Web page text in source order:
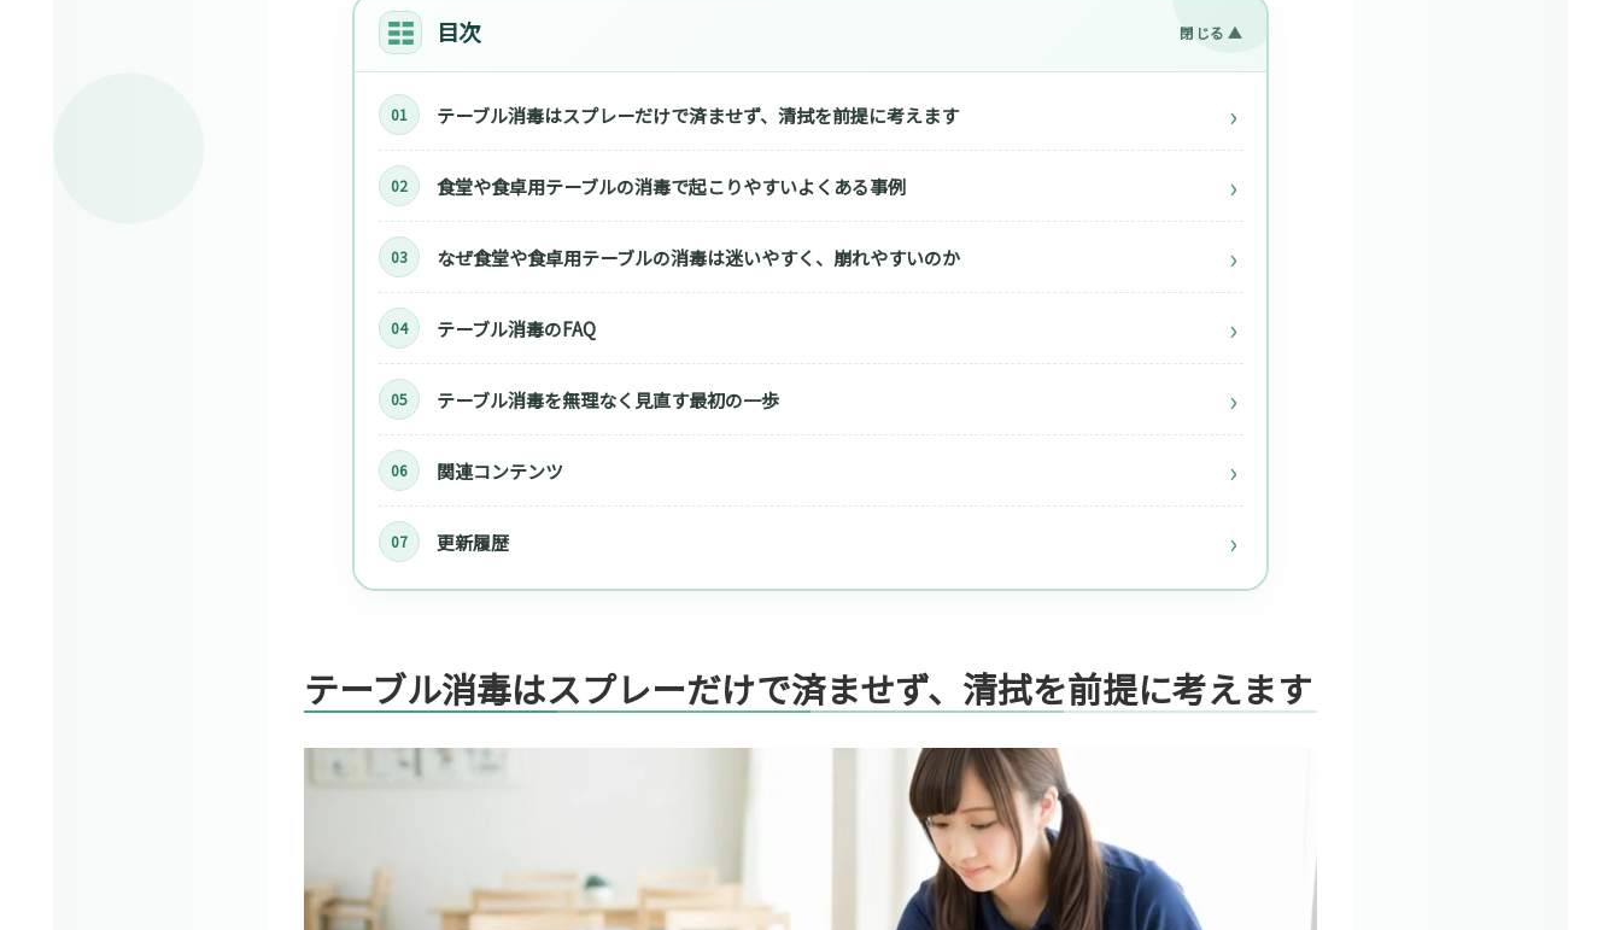
目次
テーブル消毒はスプレーだけで済ませず、清拭を前提に考えます
食堂や食卓用テーブルの消毒で起こりやすいよくある事例
なぜ食堂や食卓用テーブルの消毒は迷いやすく、崩れやすいのか
テーブル消毒のFAQ
テーブル消毒を無理なく見直す最初の一歩
関連コンテンツ
更新履歴
テーブル消毒はスプレーだけで済ませず、清拭を前提に考えます